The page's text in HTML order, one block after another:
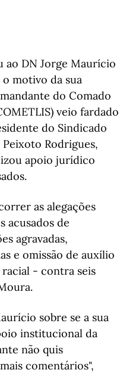
ao DN Jorge Maurício
motivo da sua
do Comado
veio fardado
do Sindicado
Rodrigues,
apoio jurídico
as alegações
acusados de
agravadas,
e omissão de auxílio
- contra seis
sobre se a sua
institucional da
não quis
comentários",